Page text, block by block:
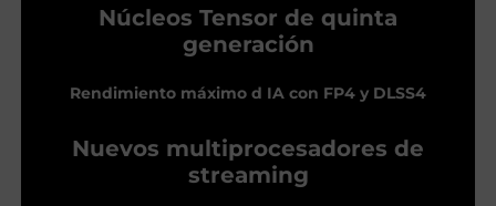
Núcleos Tensor de quinta
generación
Rendimiento máximo d IA con FP4 y DLSS4
Nuevos multiprocesadores de
streaming